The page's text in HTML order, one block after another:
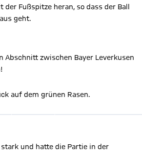
Fußspitze heran, so dass der Ball
geht.
Abschnitt zwischen Bayer Leverkusen
auf dem grünen Rasen.
X Inhalte anzeigen
kann das soziale Netzwerk keine Daten über
ändern. Details: Datenschutzerklärung
und hatte die Partie in der